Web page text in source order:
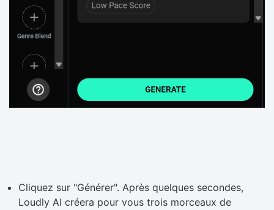
Cliquez sur "Générer". Après quelques secondes,
Loudly AI créera pour vous trois morceaux de